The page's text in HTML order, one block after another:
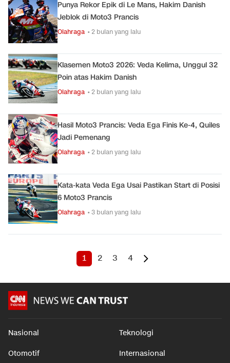
Punya Rekor Epik di Le Mans, Hakim Danish
Jeblok di Moto3 Prancis
Olahraga • 2 bulan yang lalu
Klasemen Moto3 2026: Veda Kelima, Unggul 32
Poin atas Hakim Danish
Olahraga • 2 bulan yang lalu
Hasil Moto3 Prancis: Veda Ega Finis Ke-4, Quiles
Jadi Pemenang
Olahraga • 2 bulan yang lalu
Kata-kata Veda Ega Usai Pastikan Start di Posisi
6 Moto3 Prancis
Olahraga • 3 bulan yang lalu
1 2 3 4
Nasional Teknologi
Otomotif Internasional